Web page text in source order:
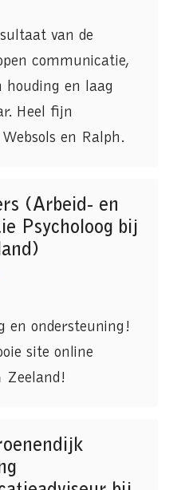
van de
communicatie,
en laag
Heel fijn
en Ralph.
(Arbeid- en
Psycholoog bij
en ondersteuning!
site online
Zeeland!